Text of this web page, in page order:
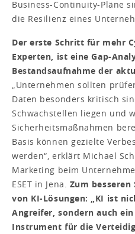
Business-Continuity-Pläne
die Resilienz eines
Der erste Schritt für mehr
Experten, ist eine Gap-
Bestandsaufnahme der
„Unternehmen sollten
Daten besonders kritisch
Schwachstellen liegen und
Sicherheitsmaßnahmen
Basis können gezielte
werden“, erklärt Michael
Marketing beim
ESET in Jena. Zum
von KI-Lösungen: „KI ist
Angreifer, sondern auch
Instrument für die